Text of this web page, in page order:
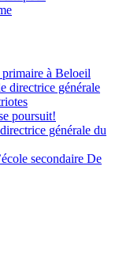
primaire à Beloeil
directrice générale
poursuit!
générale du
secondaire De